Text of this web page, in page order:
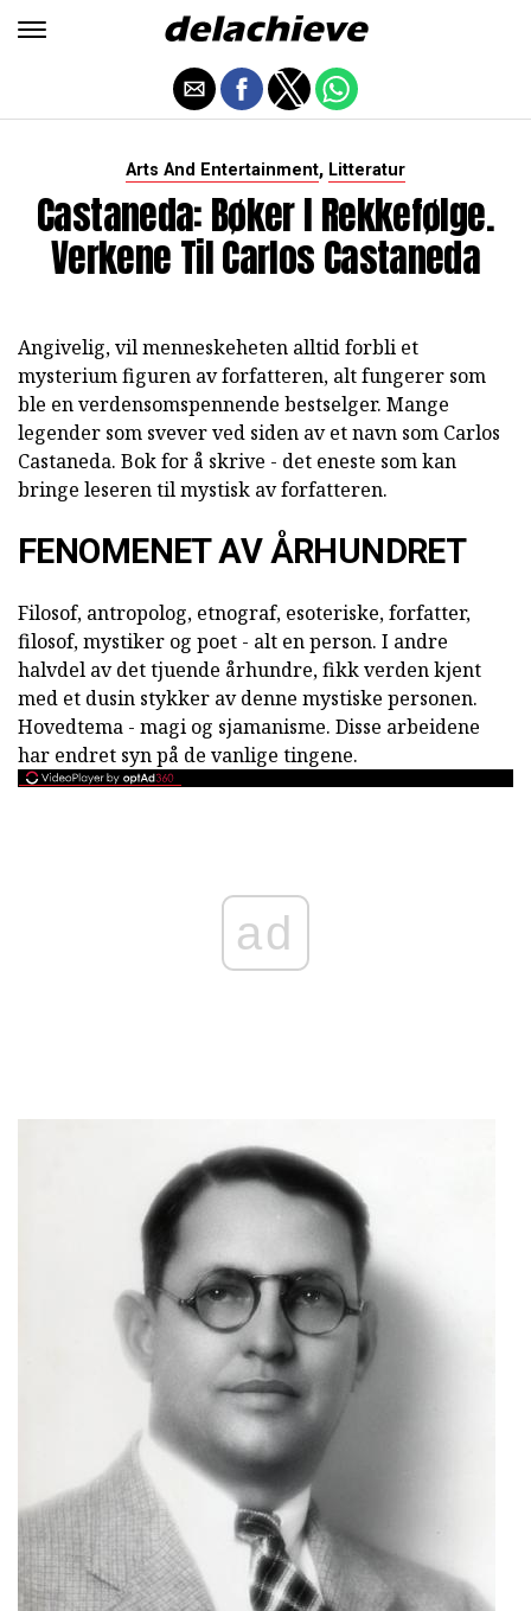
Arts And Entertainment, Litteratur
Castaneda: Bøker I Rekkefølge.
Verkene Til Carlos Castaneda
Angivelig, vil menneskeheten alltid forbli et
mysterium figuren av forfatteren, alt fungerer som
ble en verdensomspennende bestselger. Mange
legender som svever ved siden av et navn som Carlos
Castaneda. Bok for å skrive - det eneste som kan
bringe leseren til mystisk av forfatteren.
FENOMENET AV ÅRHUNDRET
Filosof, antropolog, etnograf, esoteriske, forfatter,
filosof, mystiker og poet - alt en person. I andre
halvdel av det tjuende århundre, fikk verden kjent
med et dusin stykker av denne mystiske personen.
Hovedtema - magi og sjamanisme. Disse arbeidene
har endret syn på de vanlige tingene.
ad